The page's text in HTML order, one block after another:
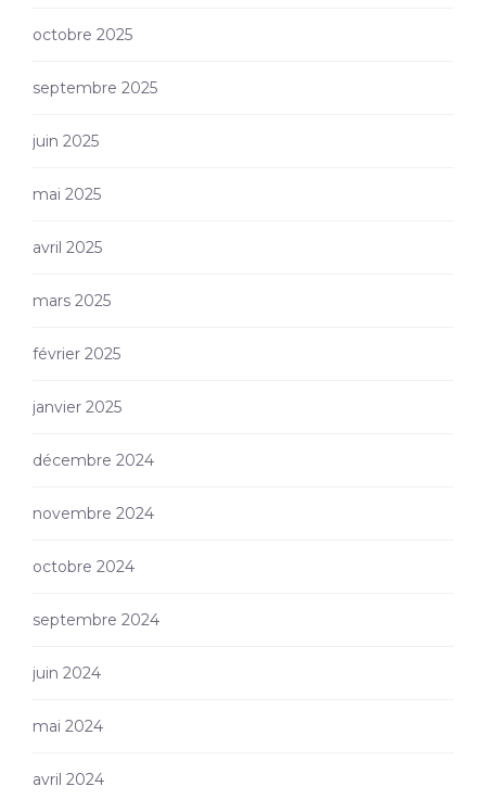
octobre 2025
septembre 2025
juin 2025
mai 2025
avril 2025
mars 2025
février 2025
janvier 2025
décembre 2024
novembre 2024
octobre 2024
septembre 2024
juin 2024
mai 2024
avril 2024